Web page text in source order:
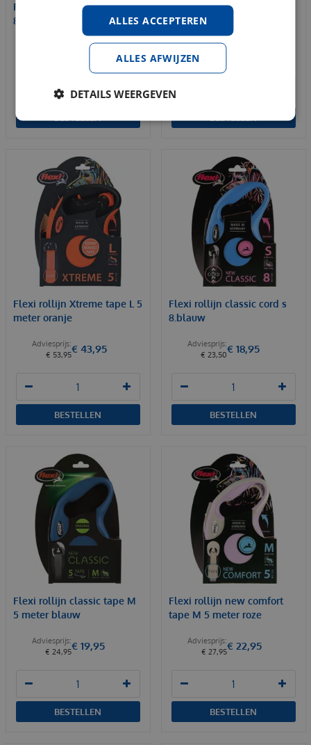
Flexi rollijn classic cord s
8m. rood
18,
Flexi rollijn new comfort
tape M 5 meter rood
€
Flexi rollijn Xtreme tape L 5
meter oranje
€ 53,95€ 43,95
BESTELLEN
Flexi rollijn classic cord s
8.blauw
€ 23,50€ 18,95
BESTELLEN
Flexi rollijn classic tape M
5 meter blauw
€ 24,95€ 19,95
BESTELLEN
Flexi rollijn new comfort
tape M 5 meter roze
€ 27,95€ 22,95
BESTELLEN
ALLES ACCEPTEREN
ALLES AFWIJZEN
DETAILS WEERGEVEN